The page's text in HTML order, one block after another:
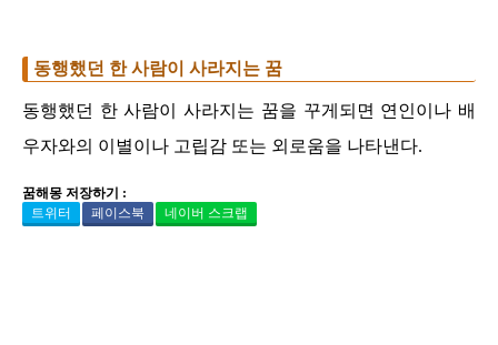
동행했던 한 사람이 사라지는 꿈
동행했던 한 사람이 사라지는 꿈을 꾸게되면 연인이나 배
우자와의 이별이나 고립감 또는 외로움을 나타낸다.
꿈해몽 저장하기 :
트위터
페이스북 네이버 스크랩